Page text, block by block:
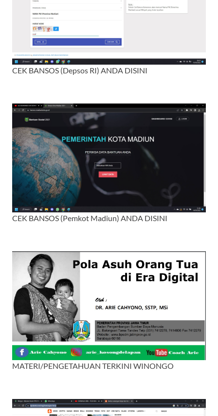
CEK BANSOS (Depsos RI) ANDA DISINI
CEK BANSOS (Pemkot Madiun) ANDA DISINI
MATERI/PENGETAHUAN TERKINI WINONGO